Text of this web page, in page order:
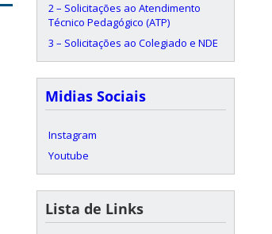
2 – Solicitações ao Atendimento
Técnico Pedagógico (ATP)
3 – Solicitações ao Colegiado e NDE
Midias Sociais
Instagram
Youtube
Lista de Links